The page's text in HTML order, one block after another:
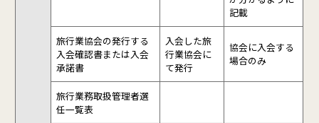
記載
旅行業協会の発行する
入会確認書または入会
承諾書
入会した旅
行業協会に
て発行
協会に入会する
場合のみ
旅行業務取扱管理者選
任一覧表